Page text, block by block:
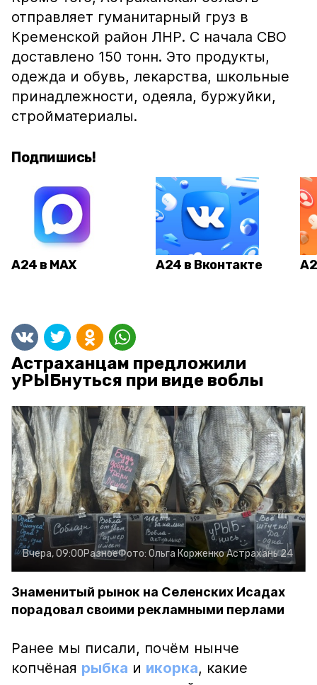
отправляет гуманитарный груз в
Кременской район ЛНР. С начала СВО
доставлено 150 тонн. Это продукты,
одежда и обувь, лекарства, школьные
принадлежности, одеяла, буржуйки,
стройматериалы.
Подпишись!
А24 в MAX А24 в Вконтакте
Астраханцам предложили
уРЫБнуться при виде воблы
Вчера, 09:00РазноеФото: Ольга КорженкоАстрахань 24
Знаменитый рынок на Селенских Исадах
порадовал своими рекламными перлами
Ранее мы писали, почём нынче
копчёная рыбка и икорка, какие